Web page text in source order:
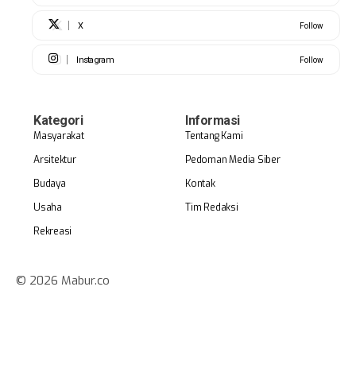
X Follow
Instagram Follow
Kategori
Masyarakat
Arsitektur
Budaya
Usaha
Rekreasi
Informasi
Tentang Kami
Pedoman Media Siber
Kontak
Tim Redaksi
© 2026 Mabur.co